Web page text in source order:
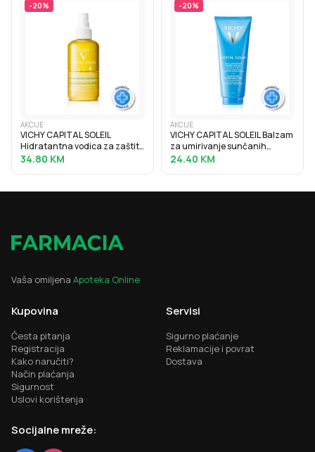
-20%
AKCIJE
VICHY CAPITAL SOLEIL
Hidratantna vodica za zaštitu
od sunca SPF30, 200 ml
34.80 KM
-20%
AKCIJE
VICHY CAPITAL SOLEIL Balzam
za umirivanje sunčanih
opeklina, 100 ml
24.40 KM
Vaša omiljena Apoteka Online
Kupovina
Česta pitanja
Registracija
Kako naručiti?
Način plaćanja
Sigurnost
Uslovi korištenja
Servisi
Sigurno plaćanje
Reklamacije i povrat
Dostava
Socijalne mreže: